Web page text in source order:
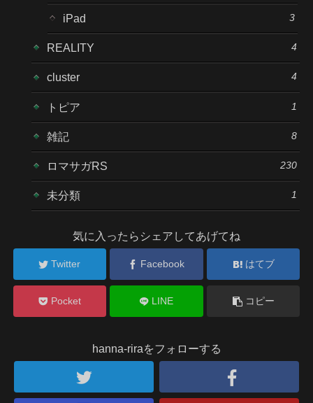
iPad 3
REALITY 4
cluster 4
トピア 1
雑記 8
ロマサガRS 230
未分類 1
気に入ったらシェアしてあげてね
Twitter Facebook はてブ
Pocket LINE コピー
hanna-riraをフォローする